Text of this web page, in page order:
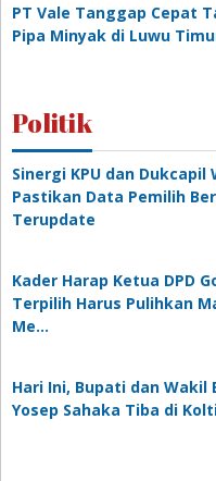
PT Vale Tanggap Cepat
Pipa Minyak di Luwu
Politik
Sinergi KPU dan Dukcapil
Pastikan Data Pemilih
Terupdate
Kader Harap Ketua DPD
Terpilih Harus Pulihkan
Me…
Hari Ini, Bupati dan Wakil
Yosep Sahaka Tiba di